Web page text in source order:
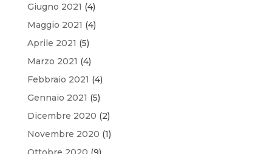
Giugno 2021 (4)
Maggio 2021 (4)
Aprile 2021 (5)
Marzo 2021 (4)
Febbraio 2021 (4)
Gennaio 2021 (5)
Dicembre 2020 (2)
Novembre 2020 (1)